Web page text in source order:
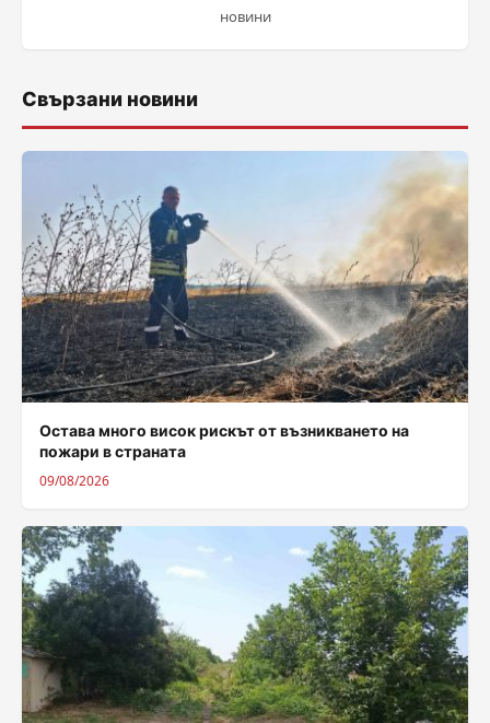
новини
Свързани новини
Остава много висок рискът от възникването на
пожари в страната
09/08/2026